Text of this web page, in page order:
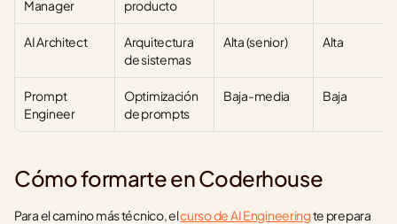
Manager producto
AI Architect
Arquitectura
de sistemas
Alta (senior) Alta
Prompt
Engineer
Optimización
de prompts
Baja-media Baja
Cómo formarte en Coderhouse
Para el camino más técnico, el curso de AI Engineering te prepara